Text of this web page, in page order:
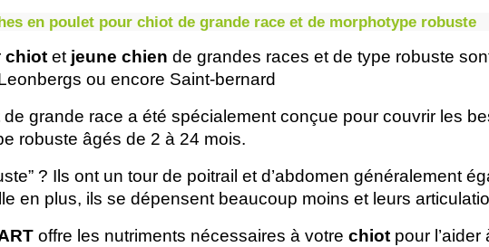
en poulet pour chiot de grande race et de morphotype robuste
chiot et jeune chien de grandes races et de type robuste
ou encore Saint-bernard
de grande race a été spécialement conçue pour couvrir les
robuste âgés de 2 à 24 mois.
? Ils ont un tour de poitrail et d’abdomen généralement
en plus, ils se dépensent beaucoup moins et leurs
offre les nutriments nécessaires à votre chiot pour